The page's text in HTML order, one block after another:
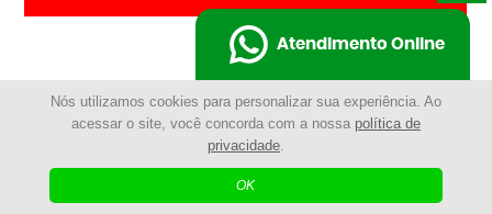
Nós utilizamos cookies para personalizar sua experiência. Ao
acessar o site, você concorda com a nossa política de
privacidade.
OK
Atendimento Online